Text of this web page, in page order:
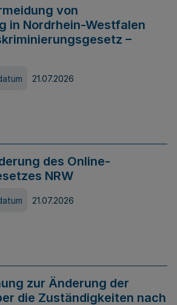
von
in Nordrhein-Westfalen
–
21.07.2026
des Online-
NRW
21.07.2026
zur Änderung der
die Zuständigkeiten nach